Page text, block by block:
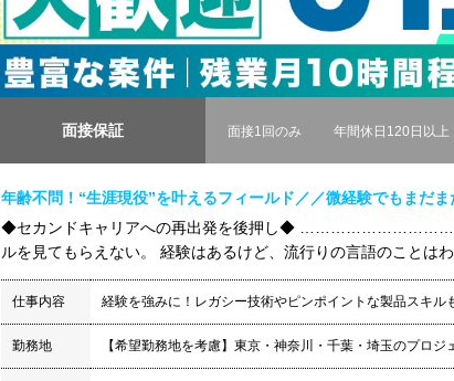
面接保証 面接1回のみ 年間休日120日以上
年齢不問！“生涯現役”を叶えるフィールド／／微経験でもまだ
◆セカンドキャリアへの再出発を後押し◆
ルを見てもらえない。 経験はあるけど、流行りの言語のことは
仕事内容 経験を強みに！レガシー技術やピンポイントな製品スキ
勤務地 【希望勤務地を考慮】東京・神奈川・千葉・埼玉のプロジ